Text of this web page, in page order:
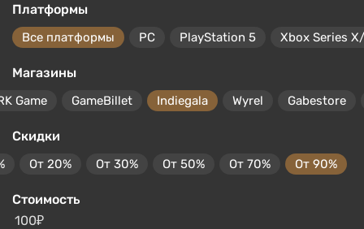
Платформы
Все платформы PC PlayStation 5 Xbox Series
Магазины
Game GameBillet Indiegala Wyrel Gabestore
Скидки
От 20% От 30% От 50% От 70% От 90%
Стоимость
100₽